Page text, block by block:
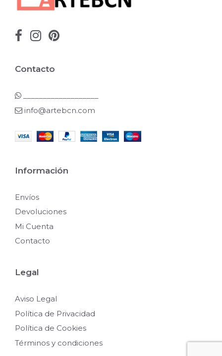
Contacto
info@artebcn.com
Información
Envíos
Devoluciones
Mi Cuenta
Contacto
Legal
Aviso Legal
Política de Privacidad
Política de Cookies
Términos y condiciones